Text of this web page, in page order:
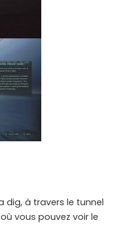
dig, à travers le tunnel
vous pouvez voir le